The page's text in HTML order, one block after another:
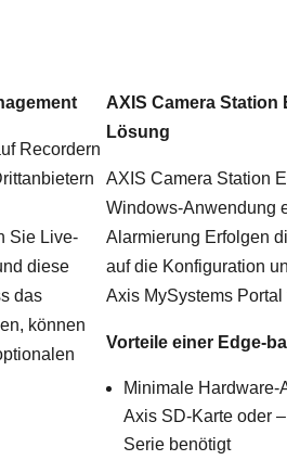
Recordern
Sie Live-
diese
das
können
AXIS Camera Station
Lösung
AXIS Camera Station
Windows-Anwendung
Alarmierung Erfolgen
auf die Konfiguration
Axis MySystems
Vorteile einer Edge-
Minimale
Axis SD-Karte oder
Serie benötigt